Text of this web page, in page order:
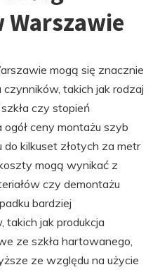
mogą się znacznie
takich jak rodzaj
czy stopień
ceny montażu szyb
do kilkuset złotych za metr
mogą wynikać z
czy demontażu
bardziej
takich jak produkcja
ze szkła hartowanego,
ze względu na użycie